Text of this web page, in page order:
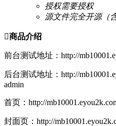
授权需要授权
源文件完全开源（
商品介绍
前台测试地址：http://
后台测试地址：http://
admin
首页：http://
封面页：http://